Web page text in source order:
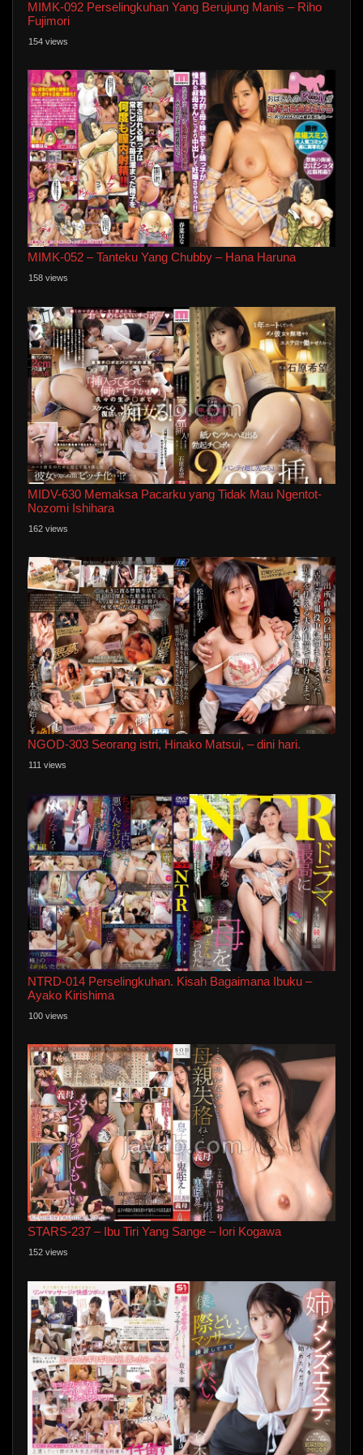
MIMK-092 Perselingkuhan Yang Berujung Manis – Riho
Fujimori
154 views
MIMK-052 – Tanteku Yang Chubby – Hana Haruna
158 views
MIDV-630 Memaksa Pacarku yang Tidak Mau Ngentot-
Nozomi Ishihara
162 views
NGOD-303 Seorang istri, Hinako Matsui, – dini hari.
111 views
NTRD-014 Perselingkuhan. Kisah Bagaimana Ibuku –
Ayako Kirishima
100 views
STARS-237 – Ibu Tiri Yang Sange – Iori Kogawa
152 views